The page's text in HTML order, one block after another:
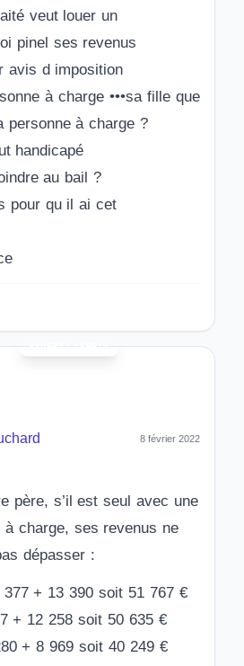
veut louer un
pinel ses revenus
avis d imposition
à charge •••sa fille que
personne à charge ?
handicapé
au bail ?
pour qu il ai cet
8 février 2022
père, s’il est seul avec une
à charge, ses revenus ne
dépasser :
+ 13 390 soit 51 767 €
+ 12 258 soit 50 635 €
+ 8 969 soit 40 249 €